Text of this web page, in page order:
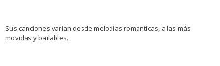
Sus canciones varían desde melodías románticas, a las más
movidas y bailables.